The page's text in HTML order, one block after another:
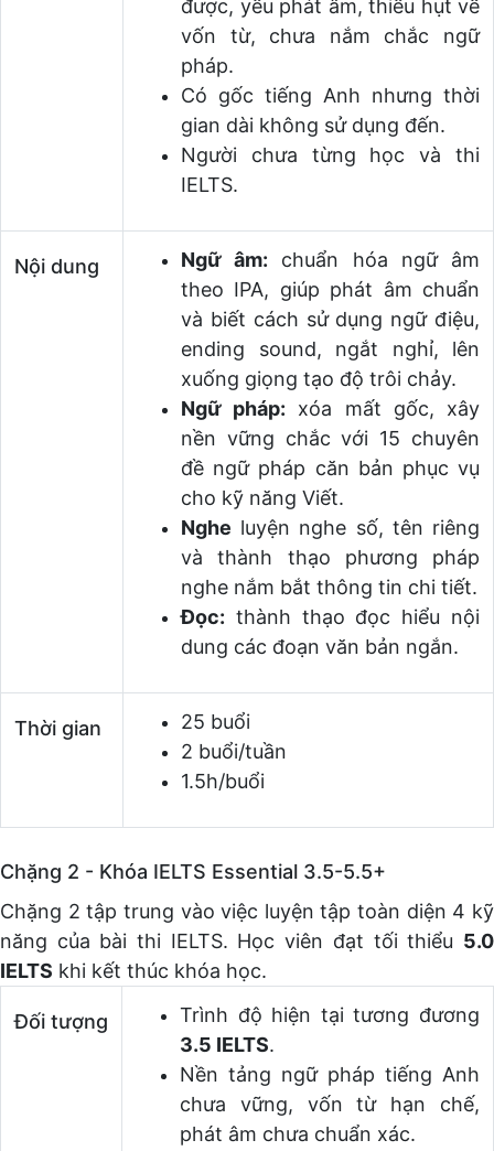
được, yếu phát âm, thiếu hụt về
vốn từ, chưa nắm chắc ngữ
pháp.
Có gốc tiếng Anh nhưng thời
gian dài không sử dụng đến.
Người chưa từng học và thi
IELTS.
Nội dung Ngữ âm: chuẩn hóa ngữ âm
theo IPA, giúp phát âm chuẩn
và biết cách sử dụng ngữ điệu,
ending sound, ngắt nghỉ, lên
xuống giọng tạo độ trôi chảy.
Ngữ pháp: xóa mất gốc, xây
nền vững chắc với 15 chuyên
đề ngữ pháp căn bản phục vụ
cho kỹ năng Viết.
Nghe luyện nghe số, tên riêng
và thành thạo phương pháp
nghe nắm bắt thông tin chi tiết.
Đọc: thành thạo đọc hiểu nội
dung các đoạn văn bản ngắn.
Thời gian
25 buổi
2 buổi/tuần
1.5h/buổi
Chặng 2 - Khóa IELTS Essential 3.5-5.5+
Chặng 2 tập trung vào việc luyện tập toàn diện 4 kỹ
năng của bài thi IELTS. Học viên đạt tối thiểu 5.0
IELTS khi kết thúc khóa học.
Đối tượng
Trình độ hiện tại tương đương
3.5 IELTS.
Nền tảng ngữ pháp tiếng Anh
chưa vững, vốn từ hạn chế,
phát âm chưa chuẩn xác.